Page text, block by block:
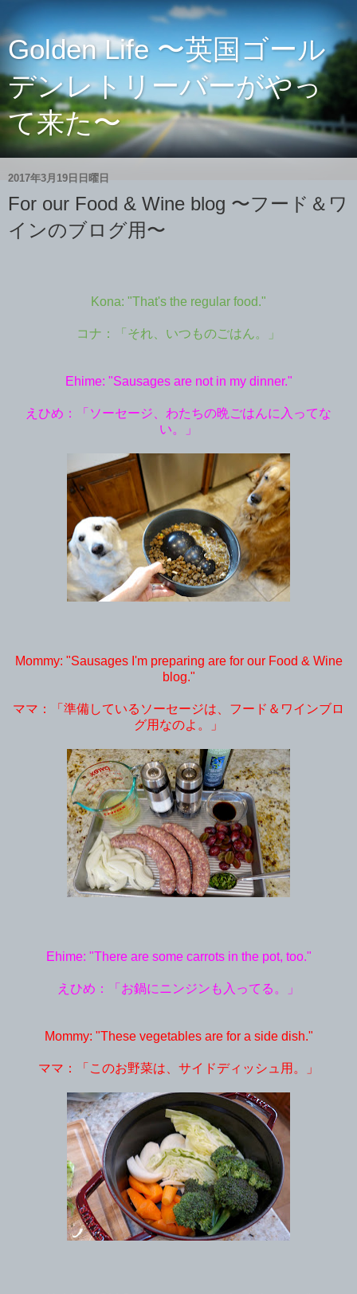
Golden Life 〜英国ゴール
デンレトリーバーがやっ
て来た〜
2017年3月19日日曜日
For our Food & Wine blog 〜フード＆ワ
インのブログ用〜
Kona: "That's the regular food."
コナ：「それ、いつものごはん。」
Ehime: "Sausages are not in my dinner."
えひめ：「ソーセージ、わたちの晩ごはんに入ってな
い。」
Mommy: "Sausages I'm preparing are for our Food & Wine
blog."
ママ：「準備しているソーセージは、フード＆ワインブロ
グ用なのよ。」
Ehime: "There are some carrots in the pot, too."
えひめ：「お鍋にニンジンも入ってる。」
Mommy: "These vegetables are for a side dish."
ママ：「このお野菜は、サイドディッシュ用。」